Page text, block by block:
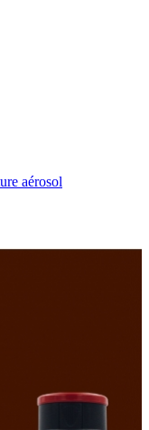
aérosol